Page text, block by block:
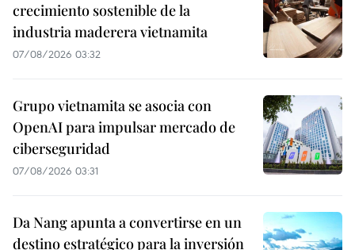
crecimiento sostenible de la
industria maderera vietnamita
07/08/2026 03:32
Grupo vietnamita se asocia con
OpenAI para impulsar mercado de
ciberseguridad
07/08/2026 03:31
Da Nang apunta a convertirse en un
destino estratégico para la inversión